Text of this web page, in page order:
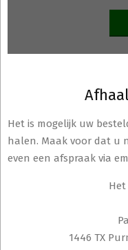
Het is mogelijk uw
halen. Maak voor dat u
even een afspraak via
1446 TX